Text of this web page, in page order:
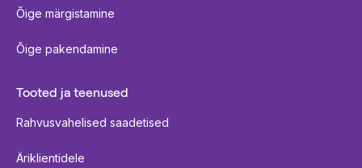
Õige märgistamine
Õige pakendamine
Tooted ja teenused
Rahvusvahelised saadetised
Äriklientidele